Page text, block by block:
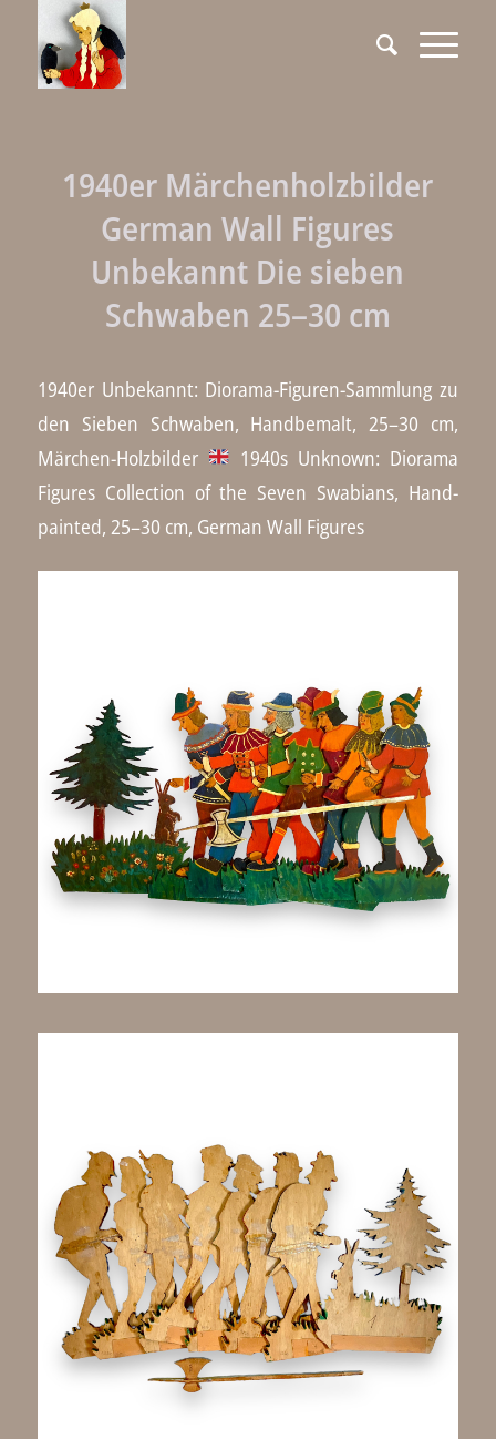
1940er Märchenholzbilder
German Wall Figures
Unbekannt Die sieben
Schwaben 25–30 cm
1940er Unbekannt: Diorama-Figuren-Sammlung zu
den Sieben Schwaben, Handbemalt, 25–30 cm,
Märchen-Holzbilder
1940s Unknown: Diorama
Figures Collection of the Seven Swabians, Hand-
painted, 25–30 cm, German Wall Figures